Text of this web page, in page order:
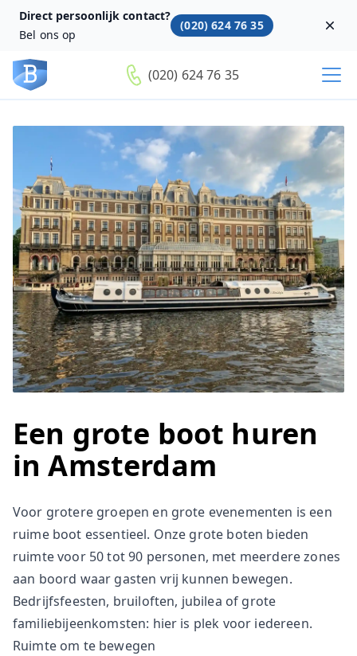
Direct persoonlijk contact?
Bel ons op
(020) 624 76 35
(020) 624 76 35
Een grote boot huren
in Amsterdam
Voor grotere groepen en grote evenementen is een
ruime boot essentieel. Onze grote boten bieden
ruimte voor 50 tot 90 personen, met meerdere zones
aan boord waar gasten vrij kunnen bewegen.
Bedrijfsfeesten, bruiloften, jubilea of grote
familiebijeenkomsten: hier is plek voor iedereen.
Ruimte om te bewegen